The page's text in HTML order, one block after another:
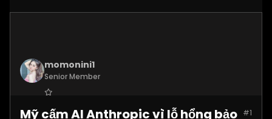
momonini1
Senior Member
Posts: 5399 #1
Mỹ cấm AI Anthropic vì lỗ hổng bảo